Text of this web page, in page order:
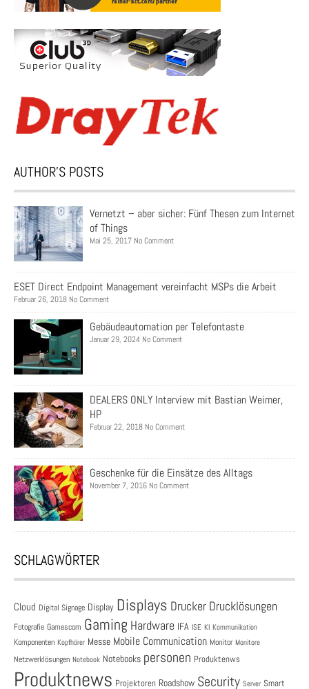
AUTHOR’S POSTS
Vernetzt – aber sicher: Fünf Thesen zum Internet
of Things
Mai 25, 2017 No Comment
ESET Direct Endpoint Management vereinfacht MSPs die Arbeit
Februar 26, 2018 No Comment
Gebäudeautomation per Telefontaste
Januar 29, 2024 No Comment
DEALERS ONLY Interview mit Bastian Weimer,
HP
Februar 22, 2018 No Comment
Geschenke für die Einsätze des Alltags
November 7, 2016 No Comment
SCHLAGWÖRTER
Cloud Digital Signage Display Displays Drucker Drucklösungen
Fotografie Gamescom Gaming Hardware IFA ISE KI Kommunikation
Komponenten Kopfhörer Messe Mobile Communication Monitor Monitore
Netzwerklösungen Notebook Notebooks personen Produktenws
Produktnews Projektoren Roadshow Security Server Smart